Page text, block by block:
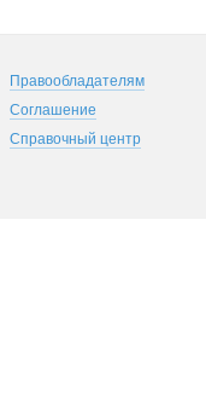
Правообладателям
Соглашение
Справочный центр